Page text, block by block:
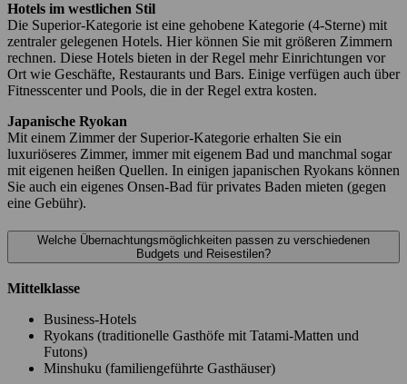
Hotels im westlichen Stil
Die Superior-Kategorie ist eine gehobene Kategorie (4-Sterne) mit
zentraler gelegenen Hotels. Hier können Sie mit größeren Zimmern
rechnen. Diese Hotels bieten in der Regel mehr Einrichtungen vor
Ort wie Geschäfte, Restaurants und Bars. Einige verfügen auch über
Fitnesscenter und Pools, die in der Regel extra kosten.
Japanische Ryokan
Mit einem Zimmer der Superior-Kategorie erhalten Sie ein
luxuriöseres Zimmer, immer mit eigenem Bad und manchmal sogar
mit eigenen heißen Quellen. In einigen japanischen Ryokans können
Sie auch ein eigenes Onsen-Bad für privates Baden mieten (gegen
eine Gebühr).
Welche Übernachtungsmöglichkeiten passen zu verschiedenen
Budgets und Reisestilen?
Mittelklasse
Business-Hotels
Ryokans (traditionelle Gasthöfe mit Tatami-Matten und
Futons)
Minshuku (familiengeführte Gasthäuser)